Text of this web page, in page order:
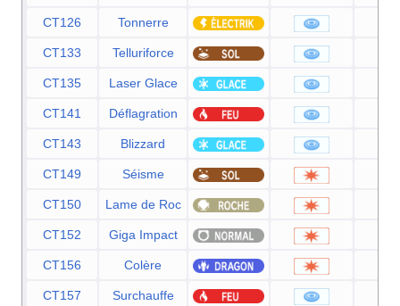
CT126 Tonnerre
CT133 Telluriforce
CT135 Laser Glace
CT141 Déflagration
CT143 Blizzard
CT149 Séisme
CT150 Lame de Roc
CT152 Giga Impact
CT156 Colère
CT157 Surchauffe